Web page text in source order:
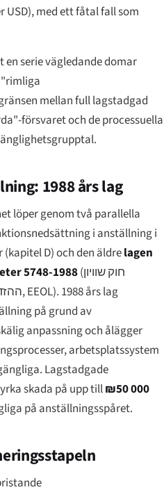
USD), med ett fåtal fall som
serie vägledande domar
"rimliga
mellan full lagstadgad
försvaret och de processuella
1988 års lag
löper genom två parallella
i anställning i
D) och den äldrelagen
5748-1988(חוק שוויון
, EEOL). 1988 års lag
på grund av
anpassning och ålägger
arbetsplatssystem
Lagstadgade
skada på upp till₪50 000
på anställningsspåret.